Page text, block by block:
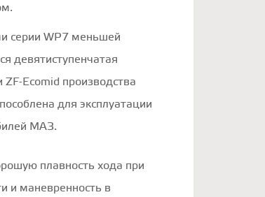
серии WP7 меньшей
девятиступенчатая
Ecomid производства
для эксплуатации
МАЗ.
плавность хода при
и маневренность в